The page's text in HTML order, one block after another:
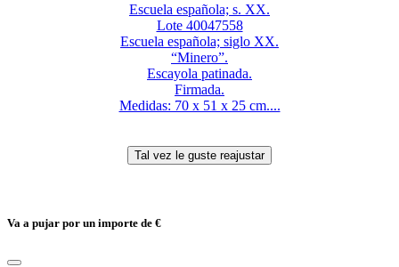
Escuela española; s. XX.
Lote 40047558
Escuela española; siglo XX.
“Minero”.
Escayola patinada.
Firmada.
Medidas: 70 x 51 x 25 cm....
Va a pujar por un importe de €